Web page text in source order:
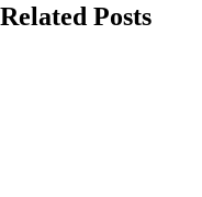
Related Posts